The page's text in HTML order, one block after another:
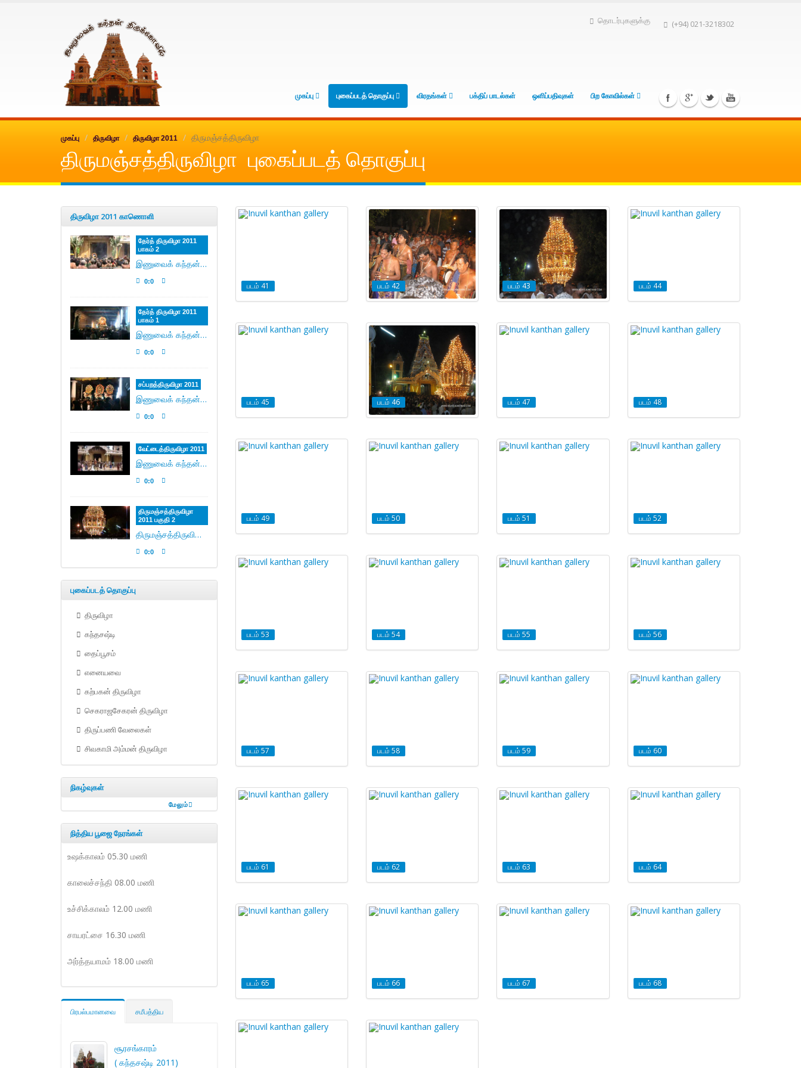
தொடர்புகளுக்கு (+94) 021-3218302
முகப்பு புகைப்படத் தொகுப்பு விரதங்கள் பக்திப் பாடல்கள் ஒளிப்பதிவுகள் பிற கோவில்கள்
முகப்பு திருவிழா திருவிழா 2011 திருமஞ்சத்திருவிழா
திருமஞ்சத்திருவிழா புகைப்படத் தொகுப்பு
திருவிழா 2011 காணொளி
தேர்த் திருவிழா 2011
பாகம் 2
இணுவைக் கந்தன் திருக்கோவில் வருடாந்த மகோற்சவ தேர்த் திருவிழா 30/06/2011.
0:0
தேர்த் திருவிழா 2011
பாகம் 1
இணுவைக் கந்தன் திருக்கோவில் வருடாந்த மகோற்சவ தேர்த் திருவிழா 30/06/2011.
0:0
சப்பற‌த்திருவிழா 2011
இணுவைக் கந்தன் திருக்கோவில் வருடாந்த மகோற்சவ சப்பற‌த்திருவிழா 29/06/2011.
0:0
வேட்டைத்திருவிழா 2011
இணுவைக் கந்தன் திருக்கோவில் வருடாந்த மகோற்சவ வேட்டைத்திருவிழா 29/06/2011.
0:0
திருமஞ்சத்திருவிழா
2011 பகுதி 2
திருமஞ்சத்திருவிழா 2011 பகுதி 2
0:0
புகைப்படத் தொகுப்பு
திருவிழா
கந்தசஷ்டி
தைப்பூசம்
எனையவை
கற்பகன் திருவிழா
செகராஜசேகரன் திருவிழா
திருப்பணி வேலைகள்
சிவகாமி அம்மன் திருவிழா
நிகழ்வுகள்
மேலும்
நித்திய பூஜை நேரங்கள்
உஷக்காலம் 05.30 மணி
காலைச்சந்தி 08.00 மணி
உச்சிக்காலம் 12.00 மணி
சாயரட்சை 16.30 மணி
அர்த்தயாமம் 18.00 மணி
பிரபல்பமானவை சமீபத்திய
சூரசங்காரம்
( கந்தசஷ்டி 2011)
படம் 41 படம் 42 படம் 43 படம் 44
படம் 45 படம் 46 படம் 47 படம் 48
படம் 49 படம் 50 படம் 51 படம் 52
படம் 53 படம் 54 படம் 55 படம் 56
படம் 57 படம் 58 படம் 59 படம் 60
படம் 61 படம் 62 படம் 63 படம் 64
படம் 65 படம் 66 படம் 67 படம் 68